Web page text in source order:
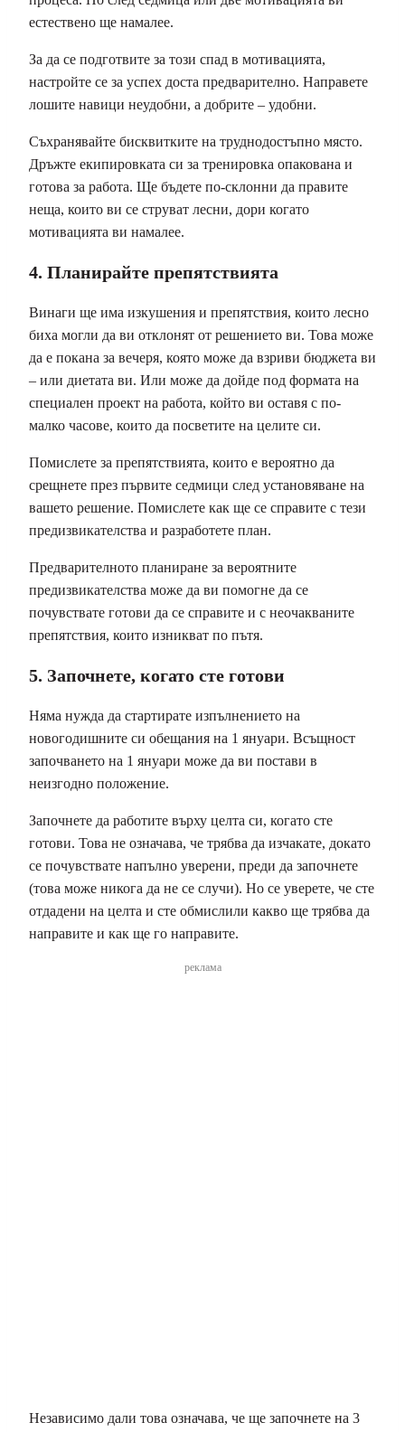
естествено ще намалее.
За да се подготвите за този спад в мотивацията,
настройте се за успех доста предварително. Направете
лошите навици неудобни, а добрите – удобни.
Съхранявайте бисквитките на труднодостъпно място.
Дръжте екипировката си за тренировка опакована и
готова за работа. Ще бъдете по-склонни да правите
неща, които ви се струват лесни, дори когато
мотивацията ви намалее.
4. Планирайте препятствията
Винаги ще има изкушения и препятствия, които лесно
биха могли да ви отклонят от решението ви. Това може
да е покана за вечеря, която може да взриви бюджета ви
– или диетата ви. Или може да дойде под формата на
специален проект на работа, който ви оставя с по-
малко часове, които да посветите на целите си.
Помислете за препятствията, които е вероятно да
срещнете през първите седмици след установяване на
вашето решение. Помислете как ще се справите с тези
предизвикателства и разработете план.
Предварителното планиране за вероятните
предизвикателства може да ви помогне да се
почувствате готови да се справите и с неочакваните
препятствия, които изникват по пътя.
5. Започнете, когато сте готови
Няма нужда да стартирате изпълнението на
новогодишните си обещания на 1 януари. Всъщност
започването на 1 януари може да ви постави в
неизгодно положение.
Започнете да работите върху целта си, когато сте
готови. Това не означава, че трябва да изчакате, докато
се почувствате напълно уверени, преди да започнете
(това може никога да не се случи). Но се уверете, че сте
отдадени на целта и сте обмислили какво ще трябва да
направите и как ще го направите.
реклама
Независимо дали това означава, че ще започнете на 3